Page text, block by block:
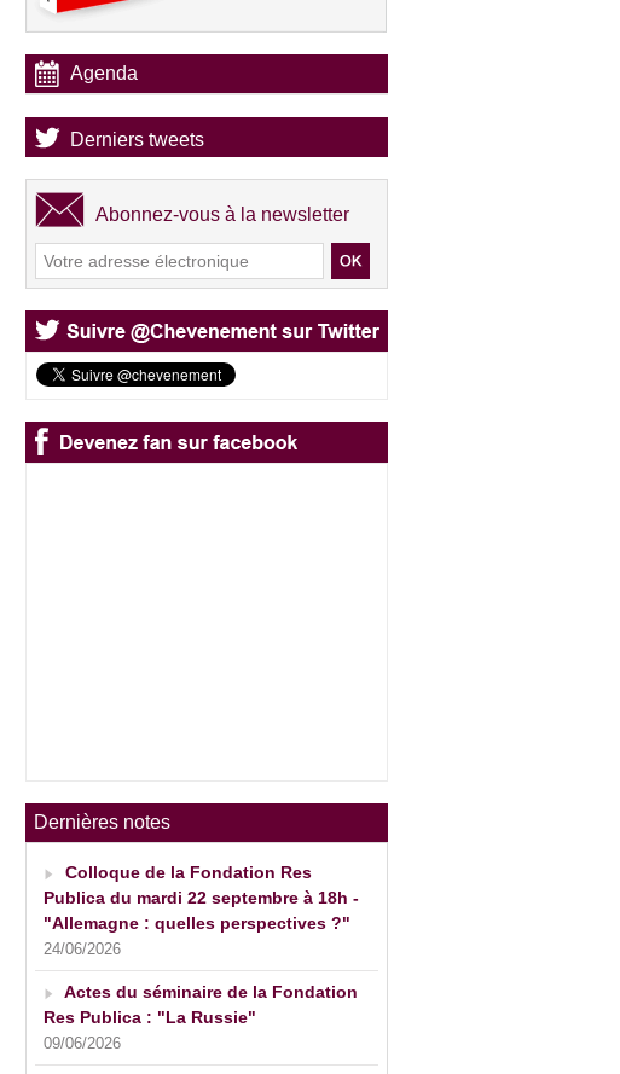
Agenda
Derniers tweets
Abonnez-vous à la newsletter
Dernières notes
Colloque de la Fondation Res
Publica du mardi 22 septembre à 18h -
"Allemagne : quelles perspectives ?"
24/06/2026
Actes du séminaire de la Fondation
Res Publica : "La Russie"
09/06/2026